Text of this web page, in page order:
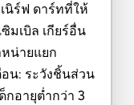
นิร์ฟ ดาร์ทที่ให้
มเบิล เกียร์อื่น
น่ายแยก
น: ระวังชิ้นส่วน
กอายุต่ำกว่า 3